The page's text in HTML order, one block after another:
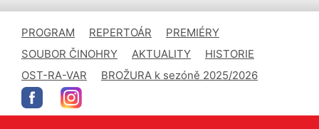
PROGRAM REPERTOÁR
PREMIÉRY
SOUBOR ČINOHRY
AKTUALITY
HISTORIE
OST-RA-VAR
BROŽURA k sezóně 2025/2026